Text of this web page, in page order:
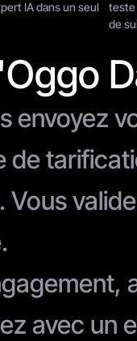
IA dans un seul
teste
de
envoyez
de
Vous
avec un